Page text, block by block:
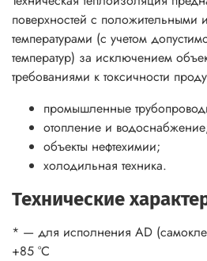
поверхностей с положительными
температурами (с учетом
температур) за исключением
требованиями к токсичности
промышленные
отопление и
объекты нефтехимии;
холодильная техника.
Технические
* — для исполнения AD
+85 °С